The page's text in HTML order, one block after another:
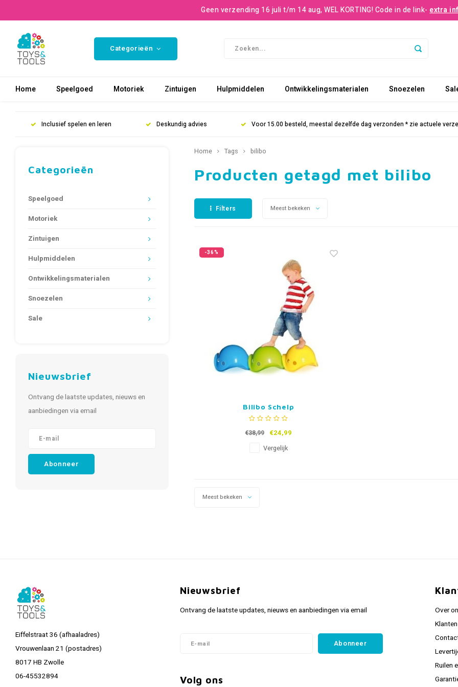
Geen verzending 16 juli t/m 14 aug, WEL KORTING! Code in de link- extra
Categorieën
Home Speelgoed Motoriek Zintuigen Hulpmiddelen Ontwikkelingsmaterialen Snoezelen
Inclusief spelen en leren Deskundig advies Voor 15.00 besteld, meestal dezelfde dag verzonden * zie actuele
Categorieën
Speelgoed
Motoriek
Zintuigen
Hulpmiddelen
Ontwikkelingsmaterialen
Snoezelen
Sale
Nieuwsbrief
Ontvang de laatste updates, nieuws en
aanbiedingen via email
Abonneer
Home Tags bilibo
Producten getagd met bilibo
Filters Meest bekeken
-36%
Bilibo Schelp
€38,99 €24,99
Vergelijk
Meest bekeken
Eiffelstraat 36 (afhaaladres)
Vrouwenlaan 21 (postadres)
8017 HB Zwolle
06-45532894
Nieuwsbrief
Ontvang de laatste updates, nieuws en aanbiedingen via email
Abonneer
Volg ons
Over
Ruilen